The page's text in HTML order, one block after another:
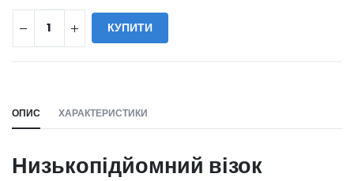
КУПИТИ
ОПИС ХАРАКТЕРИСТИКИ
Низькопідйомний візок